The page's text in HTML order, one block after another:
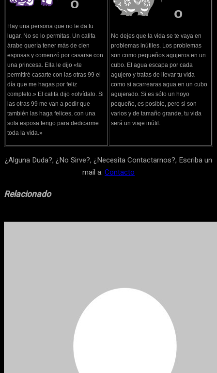
Hay una persona que no te da tu
lugar. No se lo permitas. Un califa
árabe quería tener más de cien
esposas y comenzó por casarse con
una princesa. Ella le dijo «te
permitiré casarte con las otras 99 el
día que me hagas por feliz
completo.» El califa dijo «olvídalo. Si
las otras 99 me van a pedir que
también las haga felices, con una
sola esposa tengo para dedicarme
toda la vida.»
o
No dejes que la vida se te vaya en
problemas inútiles. Los problemas
son como pequeños agujeros en un
cubo. El agua escapa por cada
agujero y tratas de llevar tu vida
como si acarrearas agua en un cubo
agujerado. Si es sólo un hoyo
pequeño, es posible, pero si son
varios y de tamaño grande, tu vida
será un viaje inútil.
¿Alguna Duda?, ¿No Sirve?, ¿Necesita Contactarnos?, Escriba un
mail a: Contacto
Relacionado